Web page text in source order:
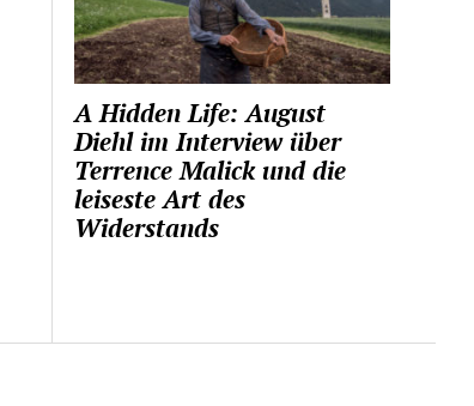
A Hidden Life: August
Diehl im Interview über
Terrence Malick und die
leiseste Art des
Widerstands